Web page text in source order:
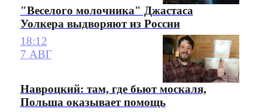
"Веселого молочника" Джастаса
Уолкера выдворяют из России
18:12
7 АВГ
Навроцкий: там, где бьют москаля,
Польша оказывает помощь